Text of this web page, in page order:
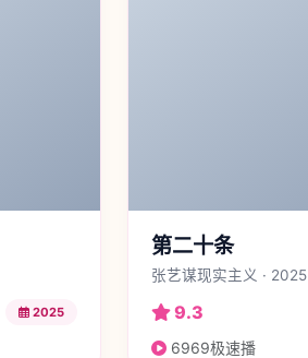
2025
第二十条
张艺谋现实主义 · 2025
9.3
6969极速播